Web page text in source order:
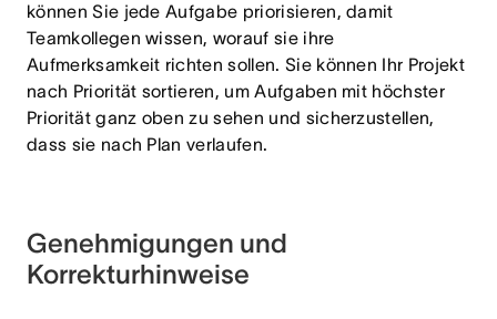
können Sie jede Aufgabe priorisieren, damit
Teamkollegen wissen, worauf sie ihre
Aufmerksamkeit richten sollen. Sie können Ihr Projekt
nach Priorität sortieren, um Aufgaben mit höchster
Priorität ganz oben zu sehen und sicherzustellen,
dass sie nach Plan verlaufen.
Genehmigungen und
Korrekturhinweise